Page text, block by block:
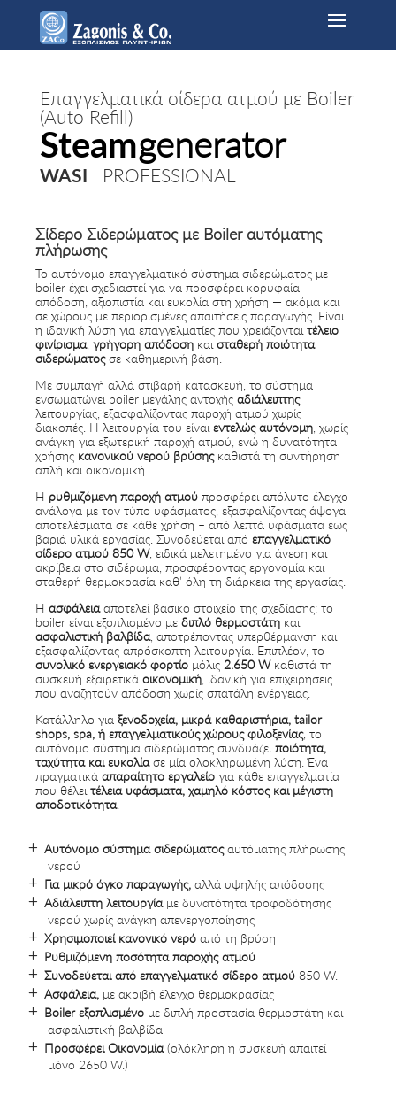
Επαγγελματικά σίδερα ατμού με Boiler
(Auto Refill)
Steamgenerator
WASI | PROFESSIONAL
Σίδερο Σιδερώματος με Boiler αυτόματης
πλήρωσης
Το αυτόνομο επαγγελματικό σύστημα σιδερώματος με
boiler έχει σχεδιαστεί για να προσφέρει κορυφαία
απόδοση, αξιοπιστία και ευκολία στη χρήση — ακόμα και
σε χώρους με περιορισμένες απαιτήσεις παραγωγής. Είναι
η ιδανική λύση για επαγγελματίες που χρειάζονταιτέλειο
φινίρισμα,γρήγορη απόδοση καισταθερή ποιότητα
σιδερώματοςσε καθημερινή βάση.
Με συμπαγή αλλά στιβαρή κατασκευή, το σύστημα
ενσωματώνει boiler μεγάλης αντοχήςαδιάλειπτης
λειτουργίας, εξασφαλίζοντας παροχή ατμού χωρίς
διακοπές. Η λειτουργία του είναιεντελώς αυτόνομη , χωρίς
ανάγκη για εξωτερική παροχή ατμού, ενώ η δυνατότητα
χρήσης κανονικού νερού βρύσηςκαθιστά τη συντήρηση
απλή και οικονομική.
Η ρυθμιζόμενη παροχή ατμού προσφέρει απόλυτο έλεγχο
ανάλογα με τον τύπο υφάσματος, εξασφαλίζοντας άψογα
αποτελέσματα σε κάθε χρήση – από λεπτά υφάσματα έως
βαριά υλικά εργασίας. Συνοδεύεται απόεπαγγελματικό
σίδερο ατμού 850 W, ειδικά μελετημένο για άνεση και
ακρίβεια στο σιδέρωμα, προσφέροντας εργονομία και
σταθερή θερμοκρασία καθ’ όλη τη διάρκεια της εργασίας.
Ηασφάλειααποτελεί βασικό στοιχείο της σχεδίασης: το
boiler είναι εξοπλισμένο μεδιπλό θερμοστάτη και
ασφαλιστική βαλβίδα, αποτρέποντας υπερθέρμανση και
εξασφαλίζοντας απρόσκοπτη λειτουργία. Επιπλέον, το
συνολικό ενεργειακό φορτίο μόλις 2.650 Wκαθιστά τη
συσκευή εξαιρετικάοικονομική , ιδανική για επιχειρήσεις
που αναζητούν απόδοση χωρίς σπατάλη ενέργειας.
Κατάλληλο γιαξενοδοχεία, μικρά καθαριστήρια, tailor
shops, spa, ή επαγγελματικούς χώρους φιλοξενίας, το
αυτόνομο σύστημα σιδερώματος συνδυάζειποιότητα,
ταχύτητα και ευκολίασε μία ολοκληρωμένη λύση. Ένα
πραγματικάαπαραίτητο εργαλείο για κάθε επαγγελματία
που θέλειτέλεια υφάσματα, χαμηλό κόστος και μέγιστη
αποδοτικότητα.
Αυτόνομο σύστημα σιδερώματοςαυτόματης πλήρωσης
νερού
Για μικρό όγκο παραγωγής, αλλά υψηλής απόδοσης
Αδιάλειπτη λειτουργίαμε δυνατότητα τροφοδότησης
νερού χωρίς ανάγκη απενεργοποίησης
Χρησιμοποιεί κανονικό νερό από τη βρύση
Ρυθμιζόμενη ποσότητα παροχής ατμού
Συνοδεύεται από επαγγελματικό σίδερο ατμού 850 W.
Ασφάλεια, με ακριβή έλεγχο θερμοκρασίας
Boiler εξοπλισμένο με διπλή προστασία θερμοστάτη και
ασφαλιστική βαλβίδα
Προσφέρει Οικονομία(ολόκληρη η συσκευή απαιτεί
μόνο 2650 W.)